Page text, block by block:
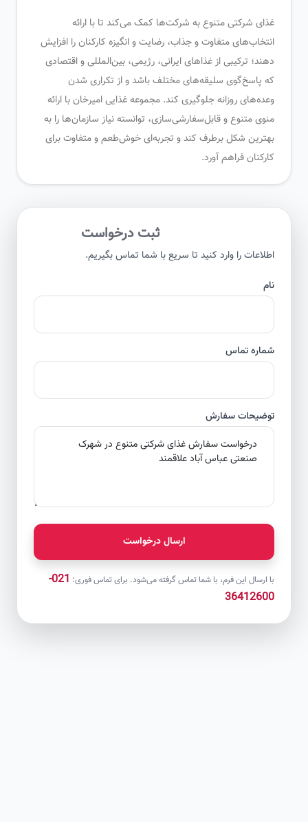
غذای شرکتی متنوع به شرکت‌ها کمک می‌کند تا با ارائه
انتخاب‌های متفاوت و جذاب، رضایت و انگیزه کارکنان را افزایش
دهند؛ ترکیبی از غذاهای ایرانی، رژیمی، بین‌المللی و اقتصادی
که پاسخ‌گوی سلیقه‌های مختلف باشد و از تکراری شدن
وعده‌های روزانه جلوگیری کند. مجموعه غذایی امیرخان با ارائه
منوی متنوع و قابل‌سفارشی‌سازی، توانسته نیاز سازمان‌ها را به
بهترین شکل برطرف کند و تجربه‌ای خوش‌طعم و متفاوت برای
کارکنان فراهم آورد.
ثبت درخواست
اطلاعات را وارد کنید تا سریع با شما تماس بگیریم.
شماره تماس
توضیحات سفارش
ارسال درخواست
با ارسال این فرم، با شما تماس گرفته می‌شود. برای تماس فوری:
021-
36412600